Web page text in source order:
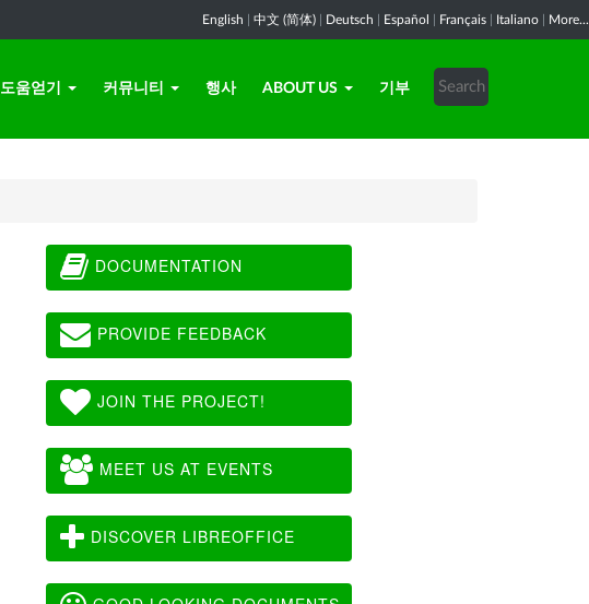
English 中文 (简体) Deutsch Español Français Italiano More...
도움얻기 커뮤니티 행사 ABOUT US 기부
DOCUMENTATION
PROVIDE FEEDBACK
JOIN THE PROJECT!
MEET US AT EVENTS
DISCOVER LIBREOFFICE